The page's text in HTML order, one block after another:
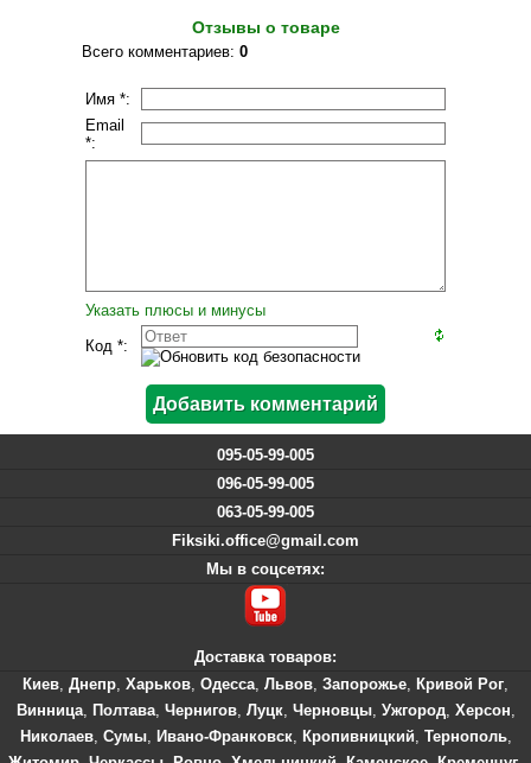
Отзывы о товаре
Всего комментариев: 0
Имя *:
Email
*:
Указать плюсы и минусы
Код *:
095-05-99-005
096-05-99-005
063-05-99-005
Fiksiki.office@gmail.com
Мы в соцсетях:
Доставка товаров:
Киев, Днепр, Харьков, Одесса, Львов, Запорожье, Кривой Рог,
Винница, Полтава, Чернигов, Луцк, Черновцы, Ужгород, Херсон,
Николаев, Сумы, Ивано-Франковск, Кропивницкий, Тернополь,